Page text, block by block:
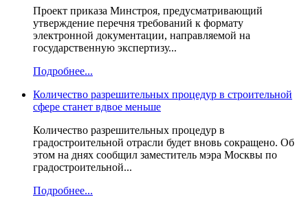
Проект приказа Минстроя, предусматривающий
утверждение перечня требований к формату
электронной документации, направляемой на
государственную экспертизу...
Подробнее...
Количество разрешительных процедур в строительной
сфере станет вдвое меньше
Количество разрешительных процедур в
градостроительной отрасли будет вновь сокращено. Об
этом на днях сообщил заместитель мэра Москвы по
градостроительной...
Подробнее...